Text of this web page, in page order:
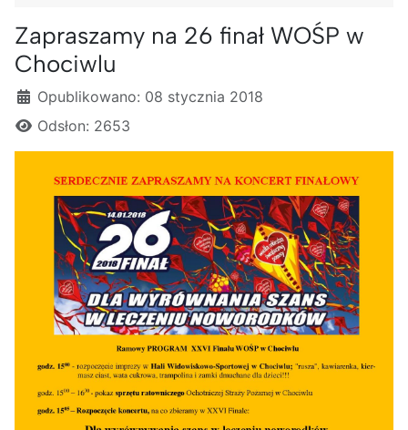
Zapraszamy na 26 finał WOŚP w
Chociwlu
Szczegóły
Opublikowano: 08 stycznia 2018
Odsłon: 2653